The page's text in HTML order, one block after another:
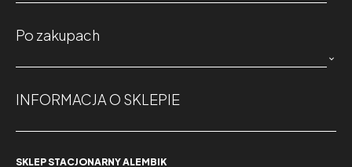
Po zakupach

INFORMACJA O SKLEPIE
SKLEP STACJONARNY ALEMBIK